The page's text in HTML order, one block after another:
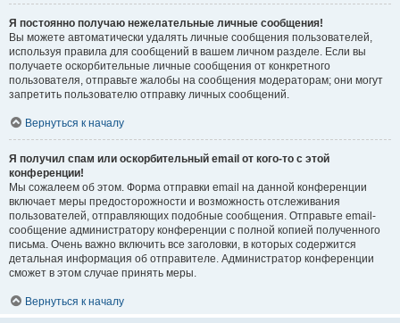
Я постоянно получаю нежелательные личные сообщения!
Вы можете автоматически удалять личные сообщения пользователей,
используя правила для сообщений в вашем личном разделе. Если вы
получаете оскорбительные личные сообщения от конкретного
пользователя, отправьте жалобы на сообщения модераторам; они могут
запретить пользователю отправку личных сообщений.
Вернуться к началу
Я получил спам или оскорбительный email от кого-то с этой
конференции!
Мы сожалеем об этом. Форма отправки email на данной конференции
включает меры предосторожности и возможность отслеживания
пользователей, отправляющих подобные сообщения. Отправьте email-
сообщение администратору конференции с полной копией полученного
письма. Очень важно включить все заголовки, в которых содержится
детальная информация об отправителе. Администратор конференции
сможет в этом случае принять меры.
Вернуться к началу